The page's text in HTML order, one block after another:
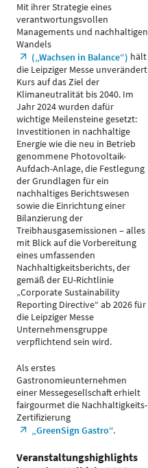
Mit ihrer Strategie eines
verantwortungsvollen
Managements und nachhaltigen
Wandels
(„Wachsen in Balance“) hält
die Leipziger Messe unverändert
Kurs auf das Ziel der
Klimaneutralität bis 2040. Im
Jahr 2024 wurden dafür
wichtige Meilensteine gesetzt:
Investitionen in nachhaltige
Energie wie die neu in Betrieb
genommene Photovoltaik-
Aufdach-Anlage, die Festlegung
der Grundlagen für ein
nachhaltiges Berichtswesen
sowie die Einrichtung einer
Bilanzierung der
Treibhausgasemissionen – alles
mit Blick auf die Vorbereitung
eines umfassenden
Nachhaltigkeitsberichts, der
gemäß der EU-Richtlinie
„Corporate Sustainability
Reporting Directive“ ab 2026 für
die Leipziger Messe
Unternehmensgruppe
verpflichtend sein wird.
Als erstes
Gastronomieunternehmen
einer Messegesellschaft erhielt
fairgourmet die Nachhaltigkeits-
Zertifizierung
„GreenSign Gastro“.
Veranstaltungshighlights